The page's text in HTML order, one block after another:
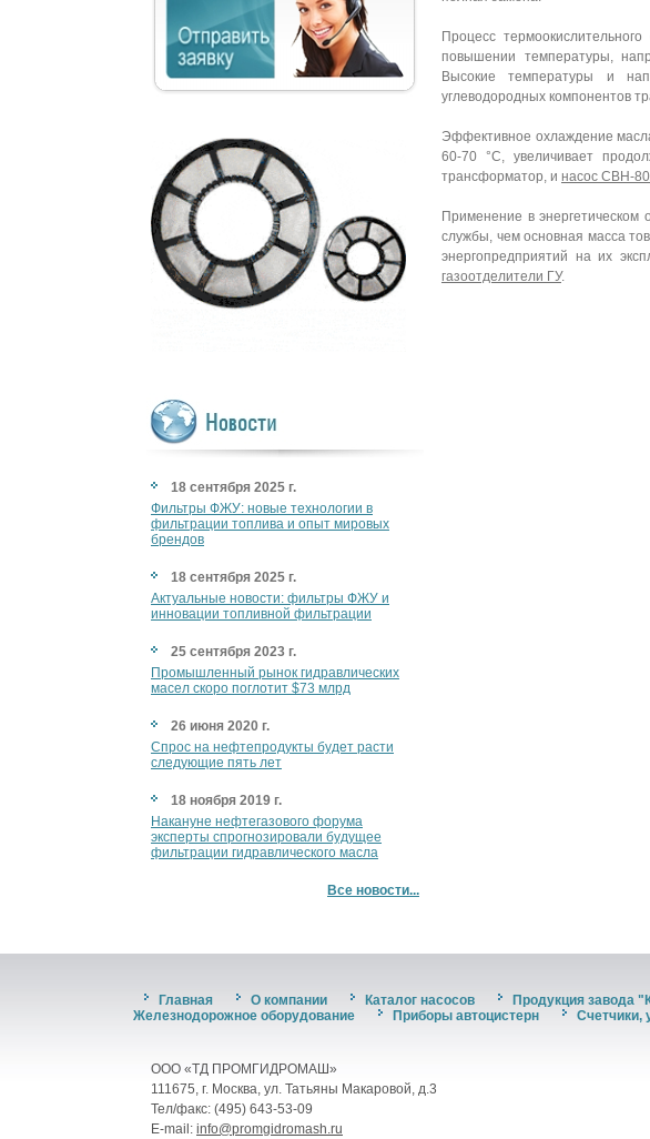
18 сентября 2025 г.
Фильтры ФЖУ: новые технологии в
фильтрации топлива и опыт мировых
брендов
18 сентября 2025 г.
Актуальные новости: фильтры ФЖУ и
инновации топливной фильтрации
25 сентября 2023 г.
Промышленный рынок гидравлических
масел скоро поглотит $73 млрд
26 июня 2020 г.
Спрос на нефтепродукты будет расти
следующие пять лет
18 ноября 2019 г.
Накануне нефтегазового форума
эксперты спрогнозировали будущее
фильтрации гидравлического масла
Все новости...
Процесс
повышении температуры,
Высокие температуры и
углеводородных компонентов
Эффективное охлаждение
60-70 °C, увеличивает
трансформатор, и насос СВН-
Применение в
службы, чем основная масса
энергопредприятий на их
газоотделители ГУ.
Главная О компании Каталог насосов Продукция завода
Железнодорожное оборудование
Приборы автоцистерн Счетчики,
ООО «ТД ПРОМГИДРОМАШ»
111675, г. Москва, ул. Татьяны Макаровой, д.3
Тел/факс: (495) 643-53-09
E-mail: info@promgidromash.ru